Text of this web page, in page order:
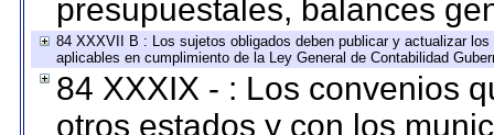
presupuestales, balances
84 XXXVII B : Los sujetos obligados deben publicar y actualizar
aplicables en cumplimiento de la Ley General de Contabilidad
84 XXXIX - : Los convenios
otros estados y con los